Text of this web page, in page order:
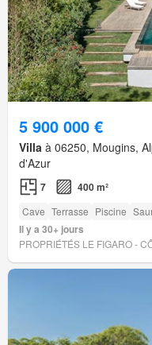
5 900 000 €
Villa à 06250, Mougins,
d'Azur
7 400 m²
Cave Terrasse Piscine
Il y a 30+ jours